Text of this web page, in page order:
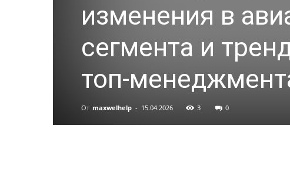
изменения в
сегмента и
топ-
От maxwelhelp - 15.04.2026 3 0